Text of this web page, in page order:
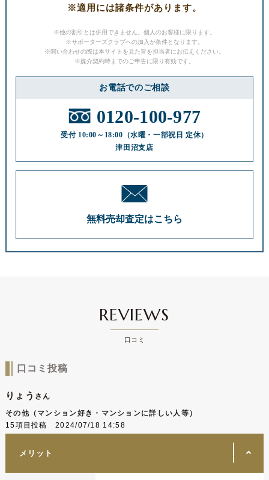
※適用には諸条件があります。
※他の割引とは併用できません。個人のお客様に限ります。
※サポーターズクラブへの加入が条件となります。
※問い合わせの際は本サイトを見た旨を担当者にお伝えください。
※媒介契約時までのご申告に限り有効です。
お電話でのご相談
0120-100-977
受付 10:00～18:00 （水曜・一部祝日 定休）
津田沼支店
REVIEWS
口コミ
口コミ投稿
りょう さん
その他（マンション好き・マンションに詳しい人等）
15項目投稿 2024/07/18 14:58
メリット